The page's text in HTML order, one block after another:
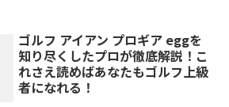
ゴルフ アイアン プロギア eggを
知り尽くしたプロが徹底解説！こ
れさえ読めばあなたもゴルフ上級
者になれる！